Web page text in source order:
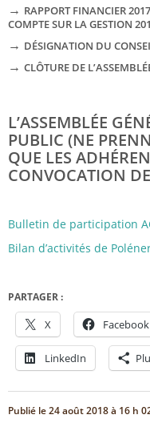
→ RAPPORT FINANCIER
COMPTE SUR LA GESTION
→ DÉSIGNATION DU
→ CLÔTURE DE
L’ASSEMBLÉE
PUBLIC (NE
QUE LES
CONVOCATION
Bulletin de participation
Bilan d’activités de
PARTAGER :
X Facebook
LinkedIn
Publié le24 août 2018 à 16 h